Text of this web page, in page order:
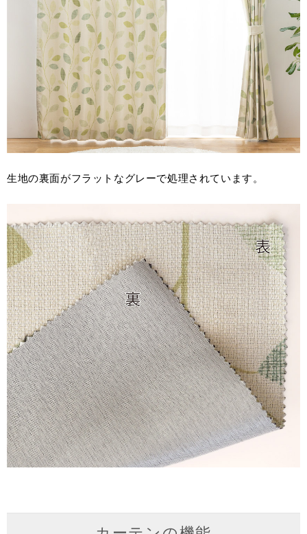
生地の裏面がフラットなグレーで処理されています。